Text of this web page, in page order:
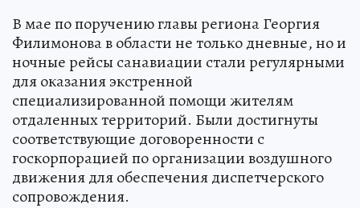
В мае по поручению главы региона Георгия
Филимонова в области не только дневные, но и
ночные рейсы санавиации стали регулярными
для оказания экстренной
специализированной помощи жителям
отдаленных территорий. Были достигнуты
соответствующие договоренности с
госкорпорацией по организации воздушного
движения для обеспечения диспетчерского
сопровождения.